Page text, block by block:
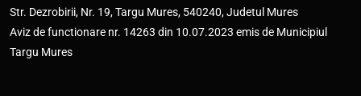
Str. Dezrobirii, Nr. 19, Targu Mures, 540240, Judetul Mures
Aviz de functionare nr. 14263 din 10.07.2023 emis de Municipiul
Targu Mures